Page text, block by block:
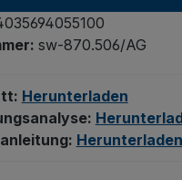
sw-870.506/AG
Herunterladen
Herunterladen